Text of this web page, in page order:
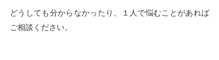
どうしても分からなかったり、１人で悩むことがあれば
ご相談ください。